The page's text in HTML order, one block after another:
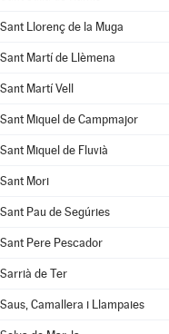
Sant Llorenç de la Muga
Sant Martí de Llèmena
Sant Martí Vell
Sant Miquel de Campmajor
Sant Miquel de Fluvià
Sant Mori
Sant Pau de Segúries
Sant Pere Pescador
Sarrià de Ter
Saus, Camallera i Llampaies